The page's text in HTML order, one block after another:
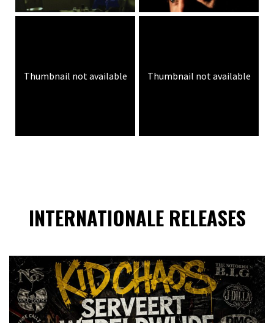
Thumbnail not available Thumbnail not available
INTERNATIONALE RELEASES